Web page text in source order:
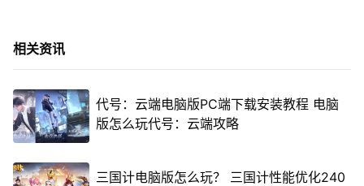
相关资讯
代号：云端电脑版PC端下载安装教程 电脑
版怎么玩代号：云端攻略
三国计电脑版怎么玩？ 三国计性能优化240